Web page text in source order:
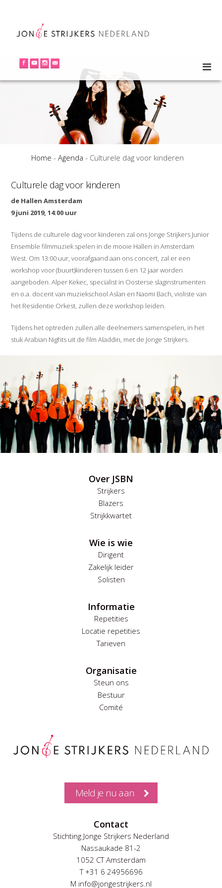
Home - Agenda - Culturele dag voor kinderen
Culturele dag voor kinderen
de Hallen Amsterdam
9 juni 2019, 14:00 uur
Tijdens de culturele dag voor kinderen zal ons Jonge Strijkers Junior
Ensemble filmmuziek spelen in de mooie Hallen in Amsterdam
West. Om 13:00 uur, voorafgaand aan ons concert, zal er een
workshop voor (buurt)kinderen tussen 6 en 12 jaar worden
aangeboden. Alper Kekec, specialist in Oosterse slaginstrumenten
en o.a. docent van muziekschool Aslan en Naomi Bach, violiste van
het Residentie Orkest, zullen deze workshop leiden.
Tijdens het optreden zullen alle deelnemers samenspelen, in het
stuk Arabian Nights uit de film Aladdin, met de Jonge Strijkers.
Over JSBN
Strijkers
Blazers
Strijkkwartet
Wie is wie
Dirigent
Zakelijk leider
Solisten
Informatie
Repetities
Locatie repetities
Tarieven
Organisatie
Steun ons
Bestuur
Comité
Meld je nu aan
Contact
Stichting Jonge Strijkers Nederland
Nassaukade 81-2
1052 CT Amsterdam
T +31 6 24956696
M info@jongestrijkers.nl